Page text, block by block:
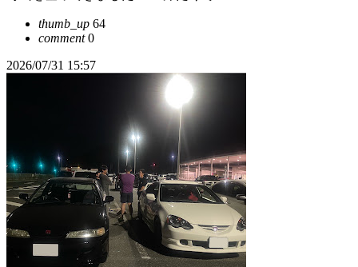
thumb_up 64
comment0
2026/07/31 15:57